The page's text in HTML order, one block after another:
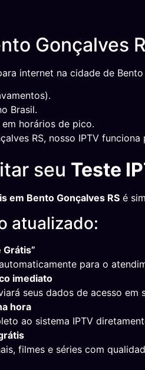
Gonçalves
internet na cidade de
Brasil.
horários de pico.
RS, nosso IPTV
seu Teste
em Bento Gonçalves RS é
atualizado:
para o
imediato
seus dados de acesso em
hora
ao sistema IPTV
filmes e séries com